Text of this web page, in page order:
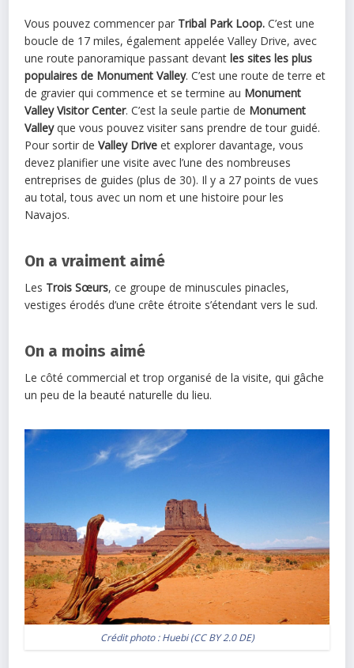
Vous pouvez commencer par Tribal Park Loop. C’est une
boucle de 17 miles, également appelée Valley Drive, avec
une route panoramique passant devant les sites les plus
populaires de Monument Valley. C’est une route de terre et
de gravier qui commence et se termine au Monument
Valley Visitor Center. C’est la seule partie de Monument
Valleyque vous pouvez visiter sans prendre de tour guidé.
Pour sortir deValley Drive et explorer davantage, vous
devez planifier une visite avec l’une des nombreuses
entreprises de guides (plus de 30). Il y a 27 points de vues
au total, tous avec un nom et une histoire pour les
Navajos.
On a vraiment aimé
Les Trois Sœurs, ce groupe de minuscules pinacles,
vestiges érodés d’une crête étroite s’étendant vers le sud.
On a moins aimé
Le côté commercial et trop organisé de la visite, qui gâche
un peu de la beauté naturelle du lieu.
Crédit photo :Huebi(CC BY 2.0 DE)